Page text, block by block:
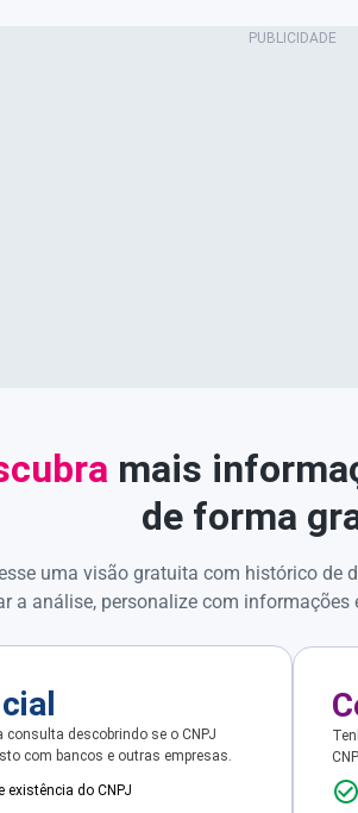
mais
de forma
uma visão gratuita com histórico de
a análise, personalize com
consulta descobrindo se o CNPJ
com bancos e outras empresas.
existência do CNPJ